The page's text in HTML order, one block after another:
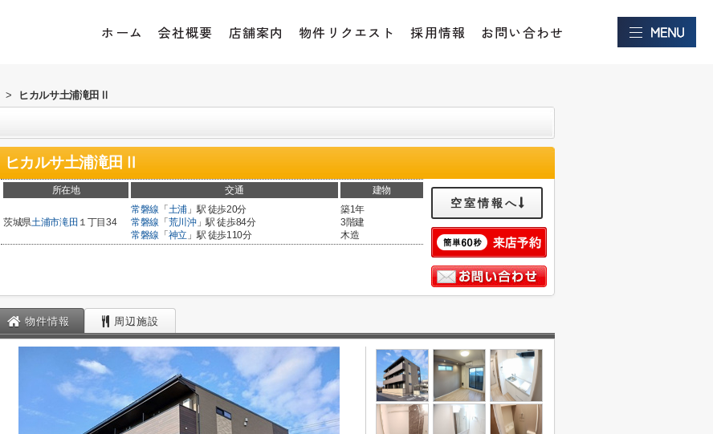
ホーム 会社概要 店舗案内 物件リクエスト 採用情報 お問い合わせ
> ヒカルサ土浦滝田Ⅱ
ヒカルサ土浦滝田Ⅱ
所在地 交通 建物
茨城県土浦市滝田 １丁目34
常磐線 「 土浦」駅 徒歩20分
常磐線 「 荒川沖」駅 徒歩84分
常磐線 「 神立 」駅 徒歩110分
築1年
3階建
木造
空室情報へ
物件情報 周辺施設